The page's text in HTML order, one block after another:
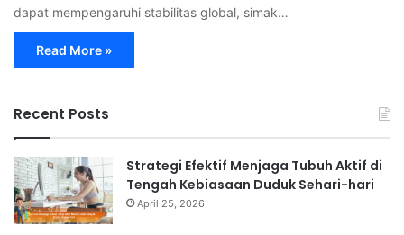
dapat mempengaruhi stabilitas global, simak…
Read More »
Recent Posts
Strategi Efektif Menjaga Tubuh Aktif di
Tengah Kebiasaan Duduk Sehari-hari
April 25, 2026